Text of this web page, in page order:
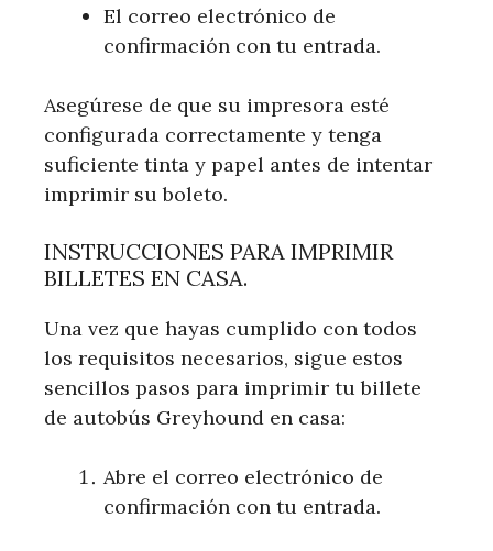
El correo electrónico de
confirmación con tu entrada.
Asegúrese de que su impresora esté
configurada correctamente y tenga
suficiente tinta y papel antes de intentar
imprimir su boleto.
INSTRUCCIONES PARA IMPRIMIR
BILLETES EN CASA.
Una vez que hayas cumplido con todos
los requisitos necesarios, sigue estos
sencillos pasos para imprimir tu billete
de autobús Greyhound en casa:
Abre el correo electrónico de
confirmación con tu entrada.